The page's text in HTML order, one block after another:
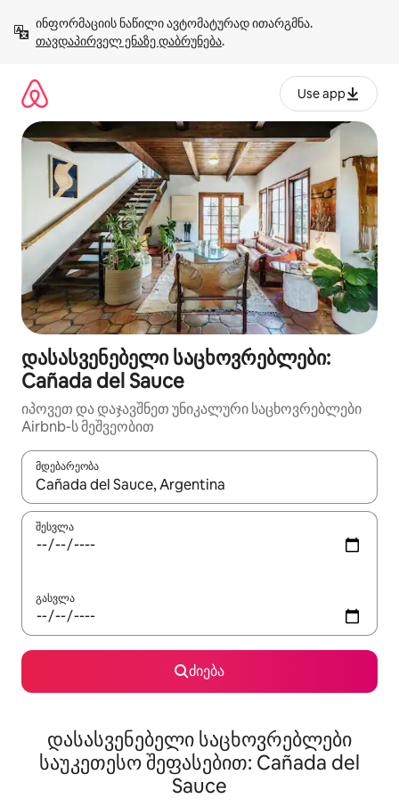
გადასვლა
თავდაპირველ ენაზე დაბრუნება.
Use app
დასასვენებელი საცხოვრებლები:
Cañada del Sauce
იპოვეთ და დაჯავშნეთ უნიკალური საცხოვრებლები
Airbnb-ს მეშვეობით
მდებარეობა
როცა შედეგები ხელმისაწვდომი გახდება, ნავიგაციისთვის
შესვლა
გასვლა
ძიება
დასასვენებელი საცხოვრებლები
საუკეთესო შეფასებით: Cañada del
Sauce